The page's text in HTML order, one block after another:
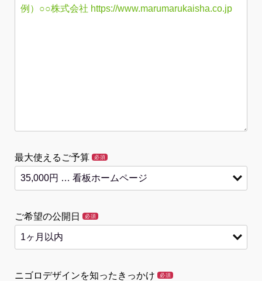
最大使えるご予算 必須
ご希望の公開日 必須
ニゴロデザインを知ったきっかけ 必須